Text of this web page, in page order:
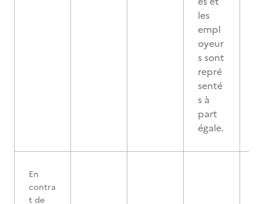
les
empl
oyeur
s sont
repré
senté
s à
part
égale.
En
contra
t de